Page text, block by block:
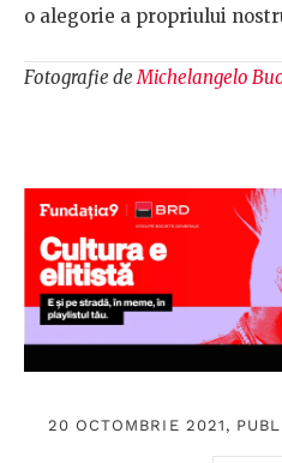
o alegorie a propriului
Fotografie deMichelangelo
20 OCTOMBRIE 2021,